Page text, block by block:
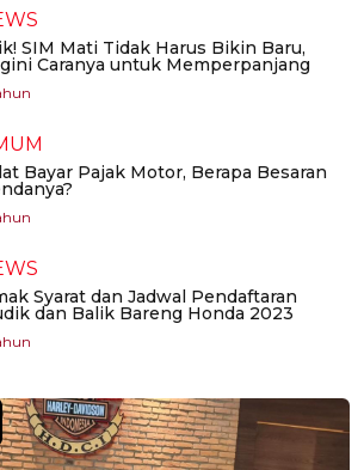
SIM Mati Tidak Harus Bikin Baru,
Caranya untuk Memperpanjang
Bayar Pajak Motor, Berapa Besaran
Syarat dan Jadwal Pendaftaran
dan Balik Bareng Honda 2023